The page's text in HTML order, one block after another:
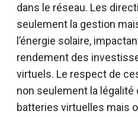
dans le réseau. Les
seulement la gestion
l’énergie solaire,
rendement des
virtuels. Le respect de
non seulement la légalité
batteries virtuelles mais